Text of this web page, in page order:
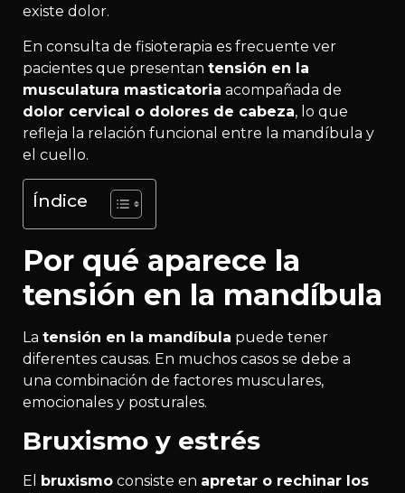
existe dolor.
En consulta de fisioterapia es frecuente ver
pacientes que presentan tensión en la
musculatura masticatoria acompañada de
dolor cervical o dolores de cabeza, lo que
refleja la relación funcional entre la mandíbula y
el cuello.
Índice
Por qué aparece la
tensión en la mandíbula
La tensión en la mandíbula puede tener
diferentes causas. En muchos casos se debe a
una combinación de factores musculares,
emocionales y posturales.
Bruxismo y estrés
El bruxismo consiste en apretar o rechinar los